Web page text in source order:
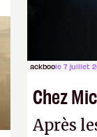
ackboole 7 juillet
Chez
Après